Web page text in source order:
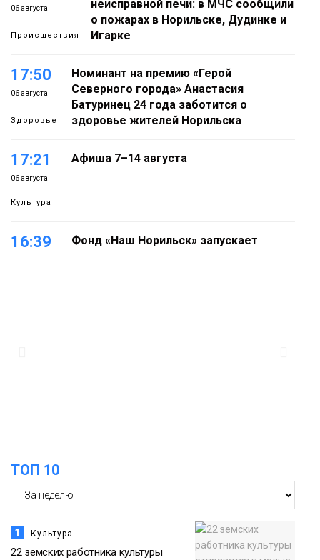
06 августа
Происшествия
неисправной печи: в МЧС сообщили
о пожарах в Норильске, Дудинке и
Игарке
17:50
06 августа
Здоровье
Номинант на премию «Герой
Северного города» Анастасия
Батуринец 24 года заботится о
здоровье жителей Норильска
17:21
06 августа
Культура
Афиша 7–14 августа
16:39
Фонд «Наш Норильск» запускает
ТОП 10
1 Культура
22 земских работника культуры